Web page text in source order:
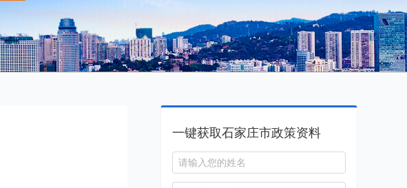
一键获取石家庄市政策资料